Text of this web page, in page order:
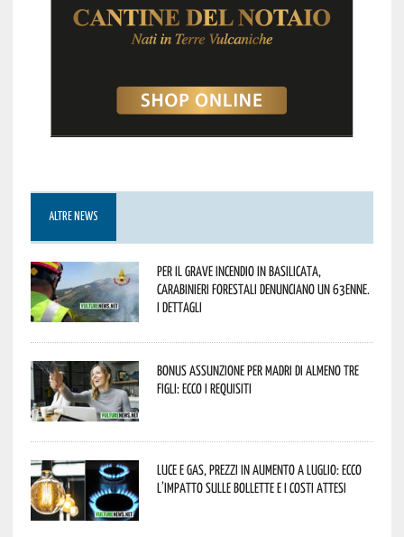
ALTRE NEWS
Per il grave incendio in Basilicata,
Carabinieri forestali denunciano un 63enne.
I dettagli
Bonus assunzione per madri di almeno tre
figli: ecco i requisiti
Luce e gas, prezzi in aumento a luglio: ecco
l’impatto sulle bollette e i costi attesi